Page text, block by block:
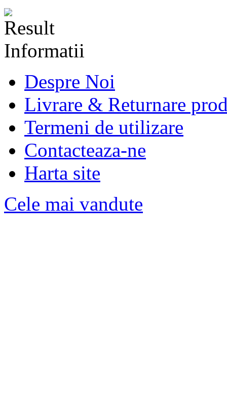
Informatii
Despre Noi
Livrare & Returnare
Termeni de utilizare
Contacteaza-ne
Harta site
Cele mai vandute